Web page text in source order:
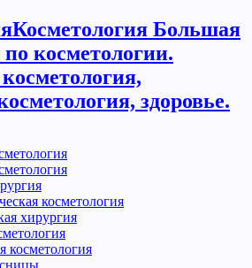
Косметология Большая
косметологии.
здоровье.
косметология
хирургия
косметология